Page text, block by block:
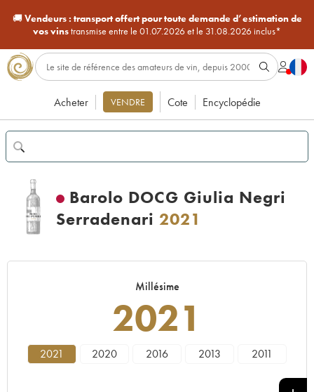
🚚Vendeurs : transport offert pour toute demande d’estimation de
vos vinstransmise entre le 01.07.2026 et le 31.08.2026 inclus*
Acheter VENDRE Cote Encyclopédie
Barolo DOCG Giulia Negri
Serradenari 2021
Millésime
2021
2021 2020 2016 2013 2011